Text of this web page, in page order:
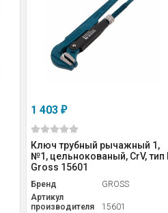
1 403 ₽
Ключ трубный рычажный 1,
№1, цельнокованый, CrV, тип
Gross 15601
Бренд
GROSS
Артикул
производителя
15601